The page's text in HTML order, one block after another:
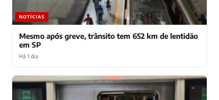
NOTÍCIAS
Mesmo após greve, trânsito tem 652 km de lentidão
em SP
Há 1 dia